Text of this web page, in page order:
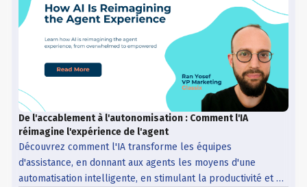
De l'accablement à l'autonomisation : Comment l'IA
réimagine l'expérience de l'agent
Découvrez comment l'IA transforme les équipes
d'assistance, en donnant aux agents les moyens d'une
automatisation intelligente, en stimulant la productivité et en